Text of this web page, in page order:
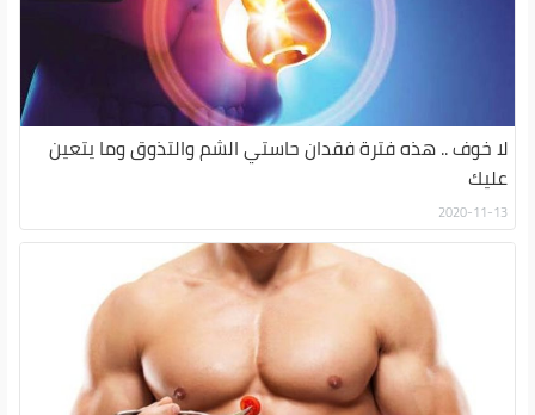
لا خوف .. هذه فترة فقدان حاستي الشم والتذوق وما يتعين
عليك
2020-11-13